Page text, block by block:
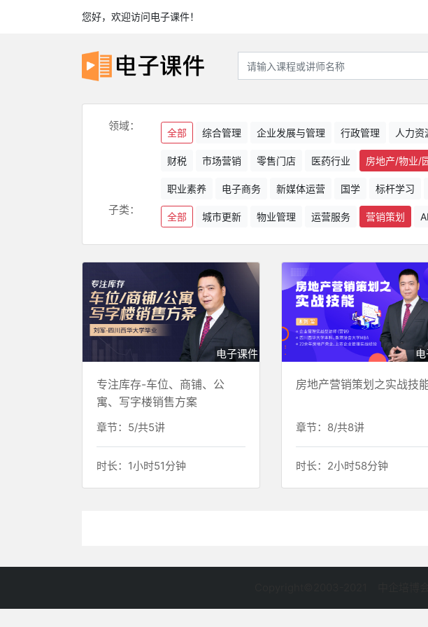
您好，欢迎访问电子课件！
领域：
全部 综合管理 企业发展与管理 行政管理 人力资
财税 市场营销 零售门店 医药行业 房地产/物业/
职业素养 电子商务 新媒体运营 国学 标杆学习
子类：
全部 城市更新 物业管理 运营服务 营销策划
电子课件
专注库存-车位、商铺、公
寓、写字楼销售方案
章节：5/共5讲
时长：1小时51分钟
房地产营销策划之实战技
章节：8/共8讲
时长：2小时58分钟